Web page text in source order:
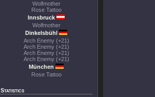
Wolfmother
Rose Tattoo
Innsbruck
Wolfmother
Dinkelsbühl
Arch Enemy (+21)
Arch Enemy (+21)
Arch Enemy (+21)
Arch Enemy (+21)
München
Rose Tattoo
Statistics